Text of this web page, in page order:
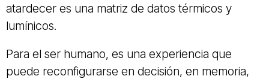
atardecer es una matriz de datos térmicos y
lumínicos.
Para el ser humano, es una experiencia que
puede reconfigurarse en decisión, en memoria,